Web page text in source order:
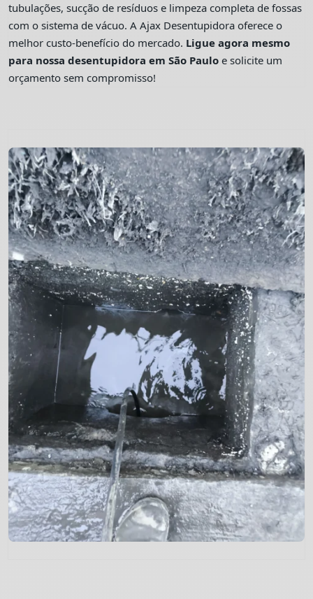
tubulações, sucção de resíduos e limpeza completa de fossas
com o sistema de vácuo. A Ajax Desentupidora oferece o
melhor custo-benefício do mercado. Ligue agora mesmo
para nossa desentupidora em São Paulo e solicite um
orçamento sem compromisso!